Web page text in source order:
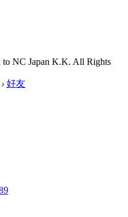
NC Japan K.K. All Rights
› 好友